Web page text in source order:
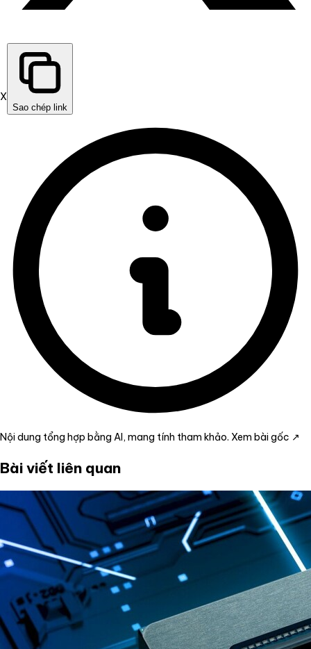
X
Sao chép link
Nội dung tổng hợp bằng AI, mang tính tham khảo. Xem bài gốc ↗
Bài viết liên quan